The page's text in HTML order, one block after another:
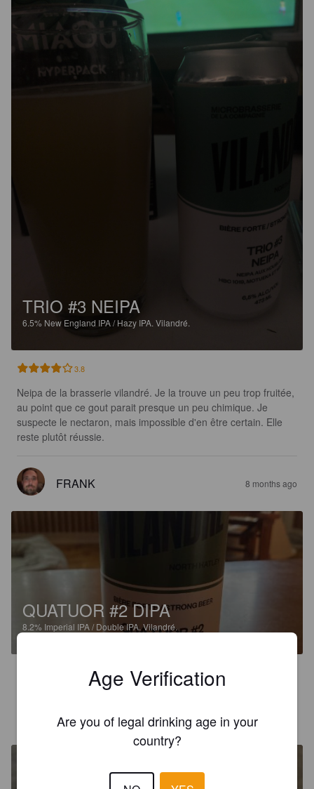
TRIO #3 NEIPA
6.5% New England IPA / Hazy IPA. Vilandré.
3.8
Neipa de la brasserie vilandré. Je la trouve un peu trop fruitée,
au point que ce gout parait presque un peu chimique. Je
suspecte le nectaron, mais impossible d'en être certain. Elle
reste plutôt réussie.
FRANK 8 months ago
QUATUOR #2 DIPA
8.2% Imperial IPA / Double IPA.Vilandré.
FRANK 8 months ago
Age Verification
Are you of legal drinking age in your
country?